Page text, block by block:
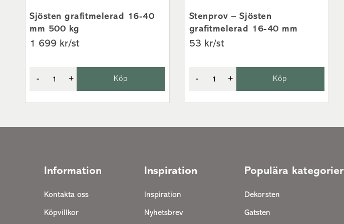
Sjösten grafitmelerad 16-40
mm 500 kg
1 699 kr/st
- + Köp
Stenprov – Sjösten
grafitmelerad 16-40 mm
53 kr/st
- + Köp
Information
Kontakta oss
Köpvillkor
Inspiration
Inspiration
Nyhetsbrev
Populära kategorier
Dekorsten
Gatsten